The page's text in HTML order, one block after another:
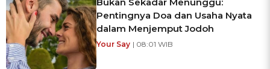
Pentingnya Doa dan Usaha Nyata
dalam Menjemput Jodoh
Your Say | 08:01 WIB